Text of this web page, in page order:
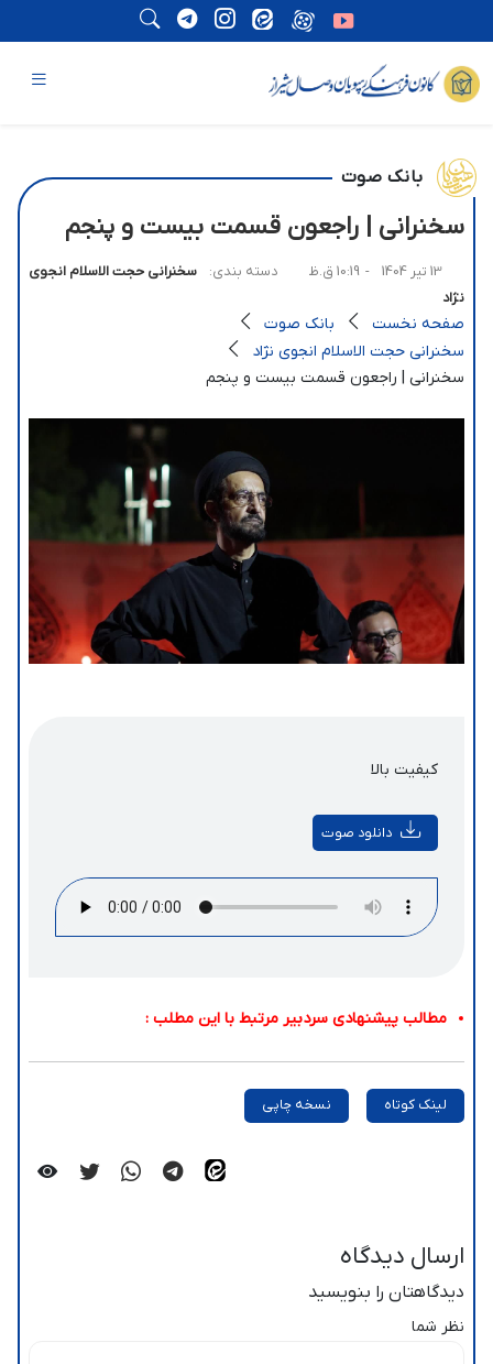
بانک صوت
سخنرانی | راجعون قسمت بیست و پنجم
13 تیر 1404 - 10:19 ق.ظ دسته بندی:
سخنرانی حجت الاسلام انجوی
نژاد
صفحه نخست
بانک صوت
سخنرانی حجت الاسلام انجوی نژاد
سخنرانی | راجعون قسمت بیست و پنجم
کیفیت بالا
دانلود صوت
مطالب پیشنهادی سردبیر مرتبط با این مطلب :
لینک کوتاه نسخه چاپی
ارسال دیدگاه
دیدگاهتان را بنویسید
نظر شما